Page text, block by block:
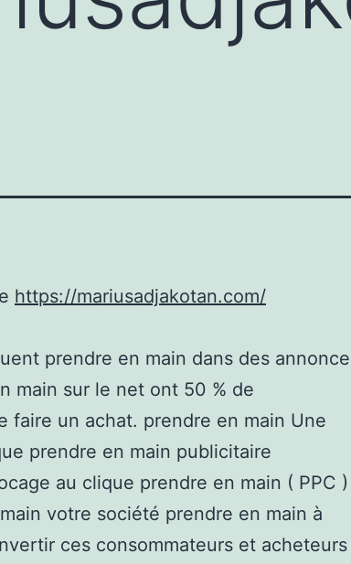
https://mariusadjakotan.com/
prendre en main dans des
main sur le net ont 50 % de
faire un achat. prendre en main Une
prendre en main publicitaire
au clique prendre en main ( PPC )
votre société prendre en main à
ces consommateurs et acheteurs